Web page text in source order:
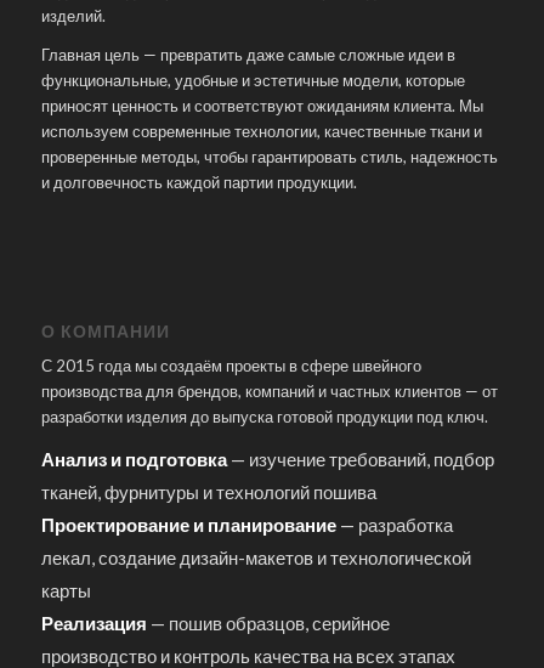
изделий.
Главная цель — превратить даже самые сложные идеи в
функциональные, удобные и эстетичные модели, которые
приносят ценность и соответствуют ожиданиям клиента. Мы
используем современные технологии, качественные ткани и
проверенные методы, чтобы гарантировать стиль, надежность
и долговечность каждой партии продукции.
О КОМПАНИИ
С 2015 года мы создаём проекты в сфере швейного
производства для брендов, компаний и частных клиентов — от
разработки изделия до выпуска готовой продукции под ключ.
Анализ и подготовка— изучение требований, подбор
тканей, фурнитуры и технологий пошива
Проектирование и планирование— разработка
лекал, создание дизайн-макетов и технологической
карты
Реализация — пошив образцов, серийное
производство и контроль качества на всех этапах